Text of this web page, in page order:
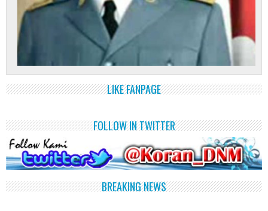
LIKE FANPAGE
FOLLOW IN TWITTER
BREAKING NEWS